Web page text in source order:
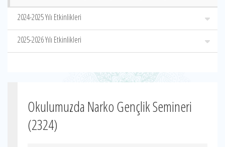
2024-2025 Yılı Etkinlikleri
2025-2026 Yılı Etkinlikleri
Okulumuzda Narko Gençlik Semineri
(2324)